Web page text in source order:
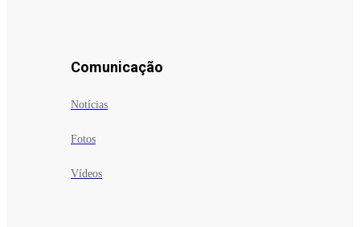
Comunicação
Notícias
Fotos
Vídeos